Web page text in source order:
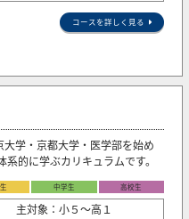
コースを詳しく見る
大学・京都大学・医学部を始め
的に学ぶカリキュラムです。
中学生 高校生
主対象：小５〜高１